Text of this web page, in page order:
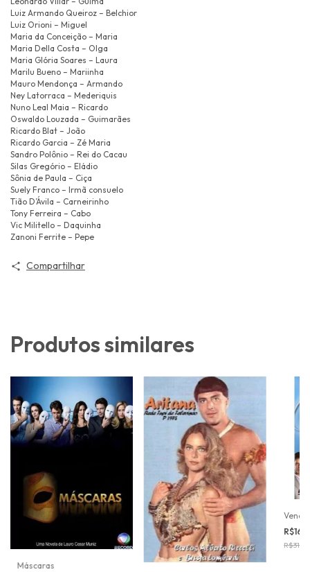
Luiz Armando Queiroz – Belchior
Luiz Orioni – Miguel
Maria da Conceição – Maria
Maria Della Costa – Olga
Maria Glória Soares – Laura
Marilu Bueno – Mariinha
Mauro Mendonça – Armando
Ney Latorraca – Mederiquis
Nuno Leal Maia – Ricardo
Oswaldo Louzada – Guimarães
Ricardo Blat – João
Ricardo Garcia – Zé Maria
Sandro Polônio – Rei do Cacau
Silas Gregório – Eládio
Sônia de Paula – Ciça
Suely Franco – Irmã consuelo
Tião D’Ávila – Carneirinho
Tony Ferreira – Cabo
Vic Militello – Daquinha
Zanoni Ferrite – Pepe
Compartilhar
Produtos similares
Máscaras